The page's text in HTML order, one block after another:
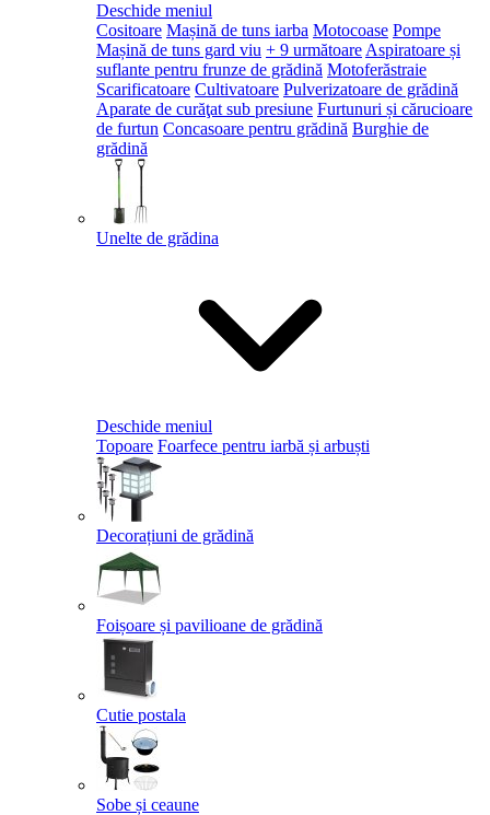
Deschide meniul
Cositoare Mașină de tuns iarba Motocoase Pompe
Mașină de tuns gard viu + 9 următoare Aspiratoare și
suflante pentru frunze de grădină Motoferăstraie
Scarificatoare Cultivatoare Pulverizatoare de grădină
Aparate de curăţat sub presiune Furtunuri și cărucioare
de furtun Concasoare pentru grădină Burghie de
grădină
Unelte de grădina
Deschide meniul
Topoare Foarfece pentru iarbă și arbuști
Decorațiuni de grădină
Foișoare și pavilioane de grădină
Cutie postala
Sobe și ceaune